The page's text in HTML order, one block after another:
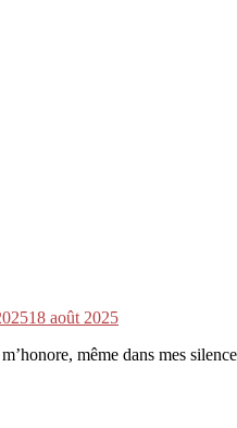
18 août 2025
même dans mes